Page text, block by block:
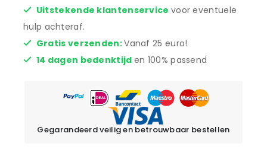
Uitstekende klantenservice voor eventuele
hulp achteraf.
Gratis verzenden:Vanaf 25 euro!
14 dagen bedenktijd en 100% passend
Gegarandeerd veilig en betrouwbaar bestellen